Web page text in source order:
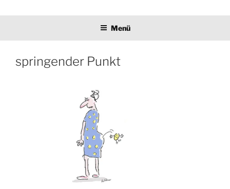
InhaltUlrike Wodner
Menü
springender Punkt